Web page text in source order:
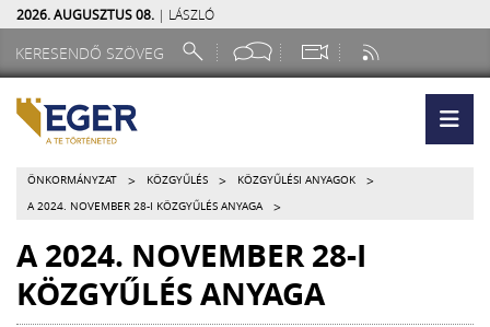
2026. AUGUSZTUS 08. | LÁSZLÓ
ÖNKORMÁNYZAT > KÖZGYŰLÉS > KÖZGYŰLÉSI ANYAGOK >
A 2024. NOVEMBER 28-I KÖZGYŰLÉS ANYAGA >
A 2024. NOVEMBER 28-I
KÖZGYŰLÉS ANYAGA